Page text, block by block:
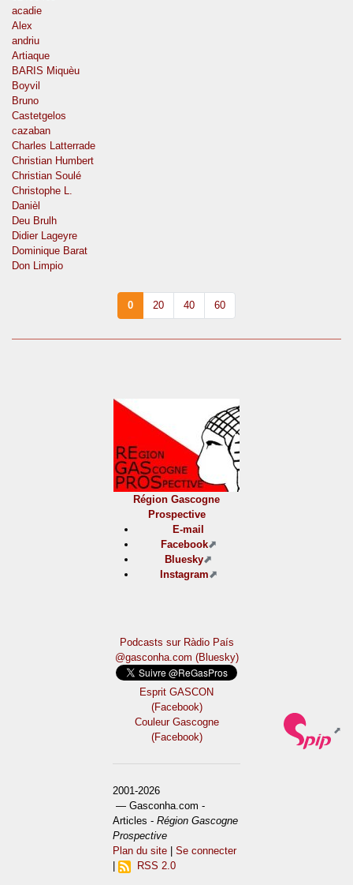
acadie
Alex
andriu
Artiaque
BARIS Miquèu
Boyvil
Bruno
Castetgelos
cazaban
Charles Latterrade
Christian Humbert
Christian Soulé
Christophe L.
Danièl
Deu Brulh
Didier Lageyre
Dominique Barat
Don Limpio
0 20 40 60
Région Gascogne
Prospective
E-mail
Facebook
Bluesky
Instagram
Podcasts sur Ràdio País
@gasconha.com (Bluesky)
Esprit GASCON
(Facebook)
Couleur Gascogne
(Facebook)
2001-2026
— Gasconha.com -
Articles -Région Gascogne
Prospective
Plan du site |Se connecter
|
RSS 2.0